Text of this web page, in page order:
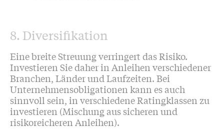
8. Diversifikation
Eine breite Streuung verringert das Risiko.
Investieren Sie daher in Anleihen verschiedener
Branchen, Länder und Laufzeiten. Bei
Unternehmensobligationen kann es auch
sinnvoll sein, in verschiedene Ratingklassen zu
investieren (Mischung aus sicheren und
risikoreicheren Anleihen).